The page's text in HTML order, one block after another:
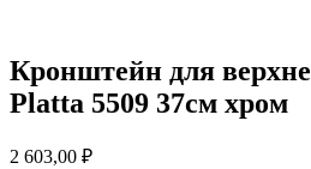
Кронштейн для
Platta 5509 37см хром
2 603,00 ₽